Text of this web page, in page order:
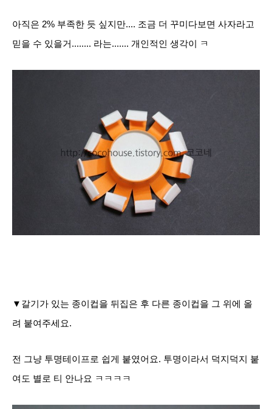
아직은 2% 부족한 듯 싶지만.... 조금 더 꾸미다보면 사자라고
믿을 수 있을거........ 라는....... 개인적인 생각이 ㅋ
▼갈기가 있는 종이컵을 뒤집은 후 다른 종이컵을 그 위에 올
려 붙여주세요.
전 그냥 투명테이프로 쉽게 붙였어요. 투명이라서 덕지덕지 붙
여도 별로 티 안나요 ㅋㅋㅋㅋ